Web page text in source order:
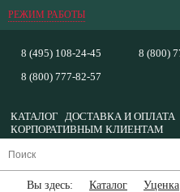
РЕЖИМ РАБОТЫ
8 (495) 108-24-45
8 (800) 777-82-57
8 (800)
КАТАЛОГ ДОСТАВКА И ОПЛАТА
КОРПОРАТИВНЫМ КЛИЕНТАМ
Вы здесь: Каталог
Уценка